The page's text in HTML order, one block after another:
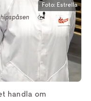
Foto: Estrella
handla om